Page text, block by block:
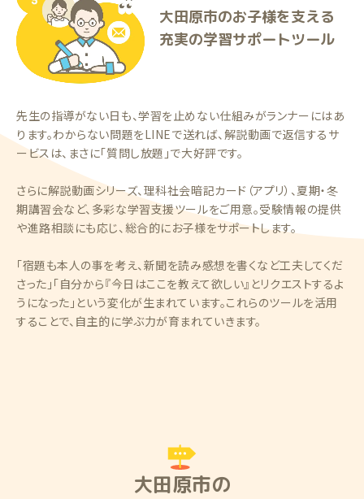
大田原市のお子様を支える
充実の学習サポートツール
先生の指導がない日も、学習を止めない仕組みがランナーにはあ
ります。わからない問題をLINEで送れば、解説動画で返信するサ
ービスは、まさに「質問し放題」で大好評です。
さらに解説動画シリーズ、理科社会暗記カード（アプリ）、夏期・冬
期講習会など、多彩な学習支援ツールをご用意。受験情報の提供
や進路相談にも応じ、総合的にお子様をサポートします。
「宿題も本人の事を考え、新聞を読み感想を書くなど工夫してくだ
さった」「自分から『今日はここを教えて欲しい』とリクエストするよ
うになった」という変化が生まれています。これらのツールを活用
することで、自主的に学ぶ力が育まれていきます。
大田原市の